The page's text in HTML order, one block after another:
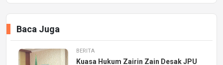
Baca Juga
BERITA
Kuasa Hukum Zairin Zain Desak JPU